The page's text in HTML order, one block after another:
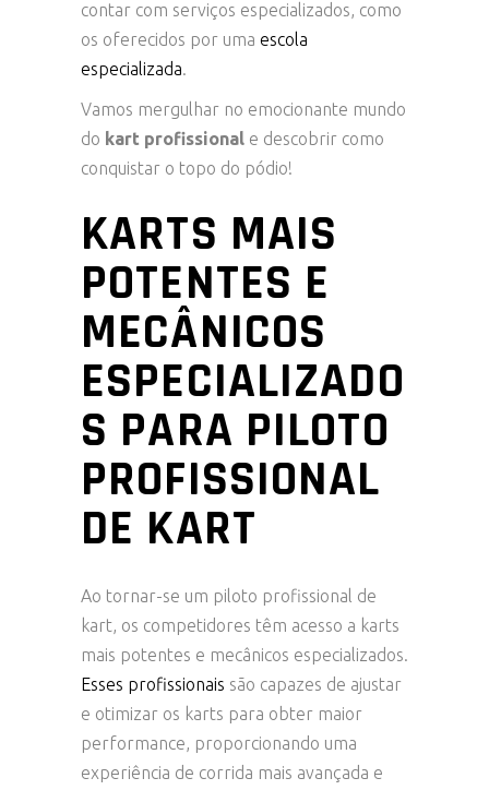
contar com serviços especializados, como
os oferecidos por uma escola
especializada.
Vamos mergulhar no emocionante mundo
do kart profissional e descobrir como
conquistar o topo do pódio!
KARTS MAIS
POTENTES E
MECÂNICOS
ESPECIALIZADO
S PARA PILOTO
PROFISSIONAL
DE KART
Ao tornar-se um piloto profissional de
kart, os competidores têm acesso a karts
mais potentes e mecânicos especializados.
Esses profissionais são capazes de ajustar
e otimizar os karts para obter maior
performance, proporcionando uma
experiência de corrida mais avançada e